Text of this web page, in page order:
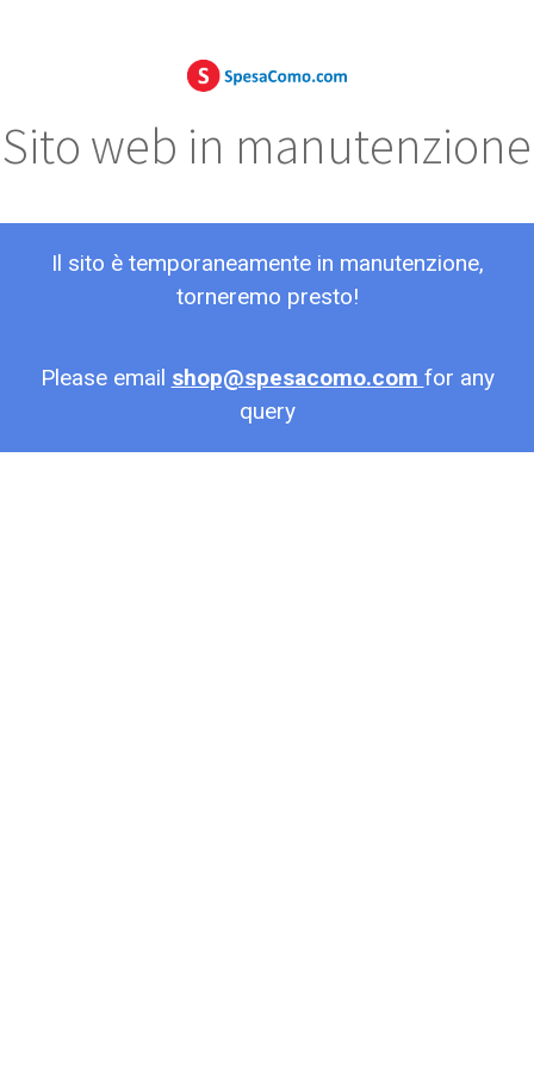
Sito web in manutenzione
Il sito è temporaneamente in manutenzione,
torneremo presto!
Please email shop@spesacomo.com for any
query